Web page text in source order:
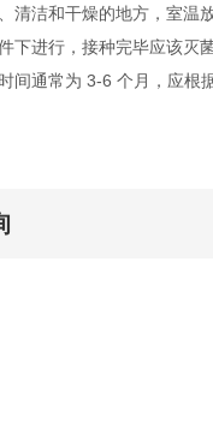
清洁和干燥的地方，室温
下进行，接种完毕应该灭
间通常为 3-6 个月，应